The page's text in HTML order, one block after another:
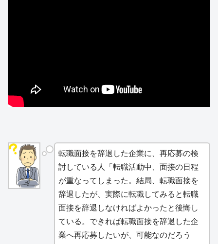
転職面接を辞退した企業に、再応募の検
討している人「転職活動中、面接の日程
が重なってしまった。結局、転職面接を
辞退したが、実際に転職してみると転職
面接を辞退しなければよかったと後悔し
ている。できれば転職面接を辞退した企
業へ再応募したいが、可能なのだろう